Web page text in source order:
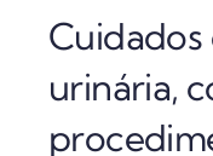
Cuidados
urinária,